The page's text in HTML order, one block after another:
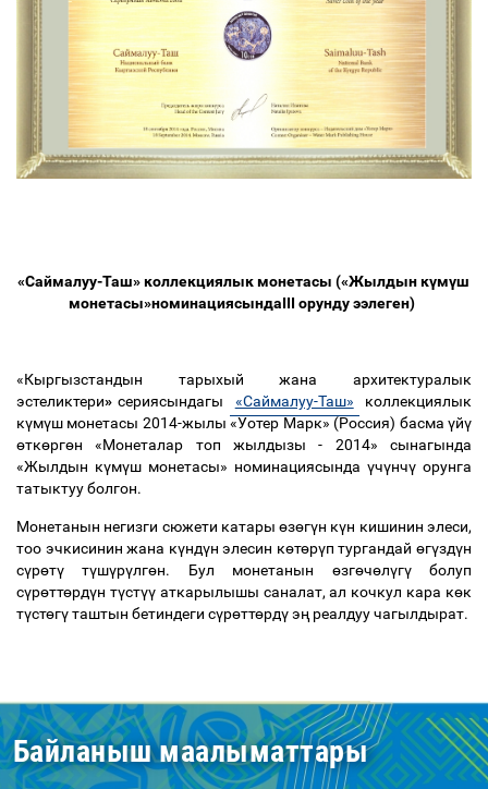
«Саймалуу-Таш» коллекциялык монетасы («Жылдын күмүш
монетасы»номинациясындаIII орунду ээлеген)
«Кыргызстандын тарыхый жана архитектуралык
эстеликтери»сериясындагы «Саймалуу-Таш»
коллекциялык
күмүш монетасы 2014-жылы «Уотер Марк» (Россия) басма үйү
өткөргөн «Монеталар топ жылдызы - 2014» сынагында
«Жылдын күмүш монетасы» номинациясында үчүнчү орунга
татыктуу болгон.
Монетанын негизги сюжети катарыөзөгүн күн кишинин элеси,
тоо эчкисинин жана күндүн элесин көтөрүп тургандайөгүздүн
сүрөтү түшүрүлгөн. Бул монетанын өзгөчөлүгүболуп
сүрөттөрдүн түстүүаткарылышы саналат, ал кочкул кара көк
түстөгүташтын бетиндеги сүрөттөрдүэң реалдуу чагылдырат.
Байланыш маалыматтары